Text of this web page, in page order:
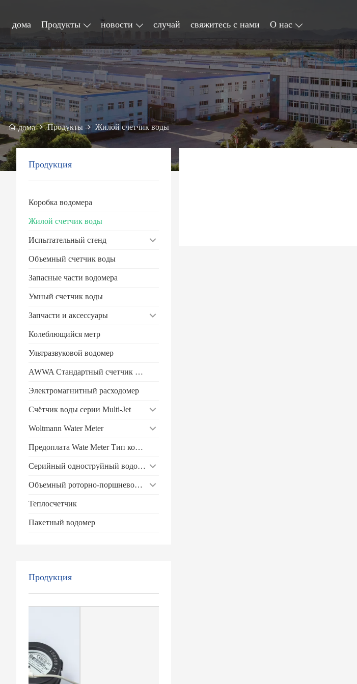
дома Продукты новости случай свяжитесь с нами О нас
дома Продукты Жилой счетчик воды
Продукция
Коробка водомера
Жилой счетчик воды
Испытательный стенд
Объемный счетчик воды
Запасные части водомера
Умный счетчик воды
Запчасти и аксессуары
Колеблющийся метр
Ультразвуковой водомер
AWWA Стандартный счетчик воды
Электромагнитный расходомер
Счётчик воды серии Multi-Jet
Woltmann Water Meter
Предоплата Wate Meter Тип контакта
Серийный одноструйный водомер
Объемный роторно-поршневой водомер
Теплосчетчик
Пакетный водомер
Продукция